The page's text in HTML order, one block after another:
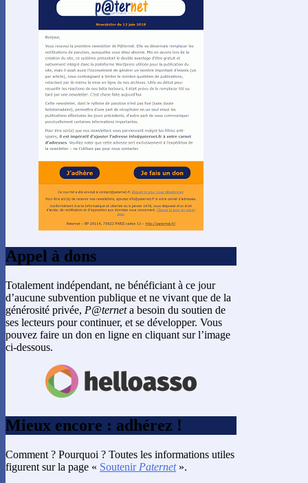
Appel à dons
Totalement indépendant, ne bénéficiant à ce jour
d’aucune subvention publique et ne vivant que de la
générosité privée, P@terneta besoin du soutien de
ses lecteurs pour continuer, et se développer. Vous
pouvez faire un don en ligne en cliquant sur l’image
ci-dessous.
Mieux encore : adhérez !
Comment ? Pourquoi ? Toutes les informations utiles
figurent sur la page « Soutenir Paternet».